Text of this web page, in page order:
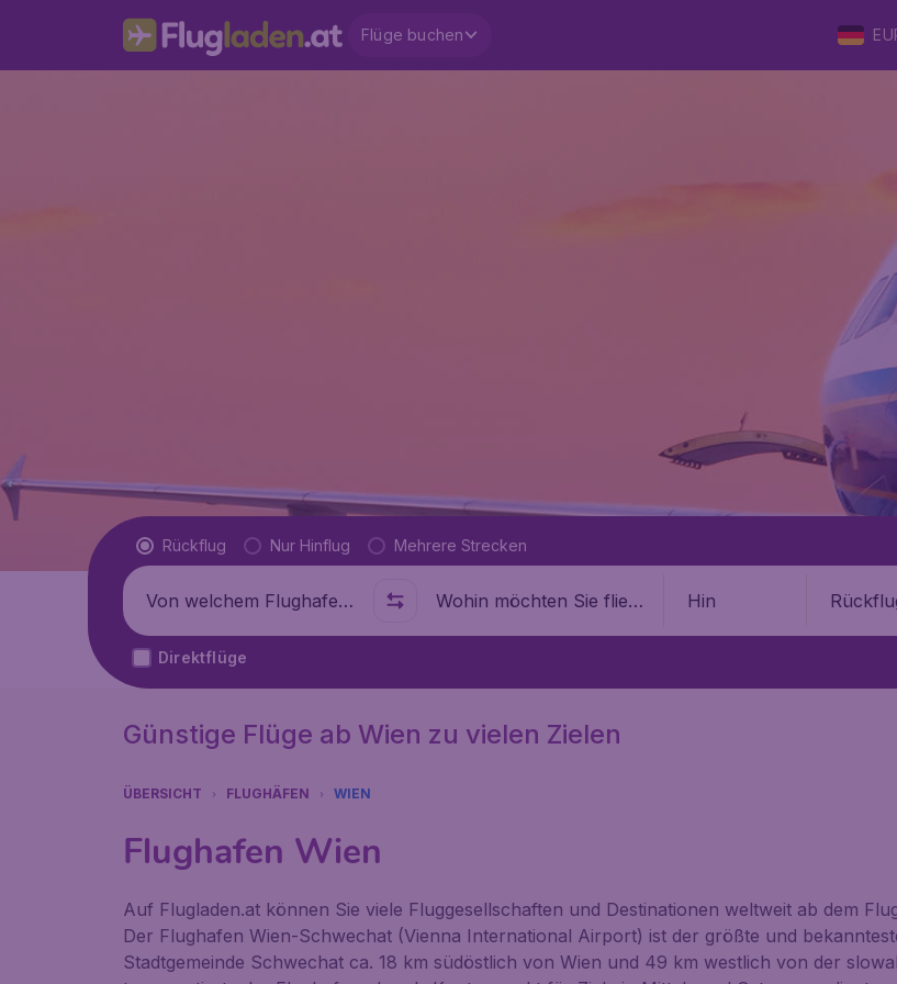
Flüge buchen
Flugtyp
Rückflug Nur Hinflug Mehrere Strecken
Abflug von Wohin Hin
Direktflüge
Günstige Flüge ab Wien zu vielen Zielen
ÜBERSICHT FLUGHÄFEN WIEN
Flughafen Wien
Auf Flugladen.at können Sie viele Fluggesellschaften und Destinationen weltweit ab dem
Der Flughafen Wien-Schwechat (Vienna International Airport) ist der größte und
Stadtgemeinde Schwechat ca. 18 km südöstlich von Wien und 49 km westlich von der